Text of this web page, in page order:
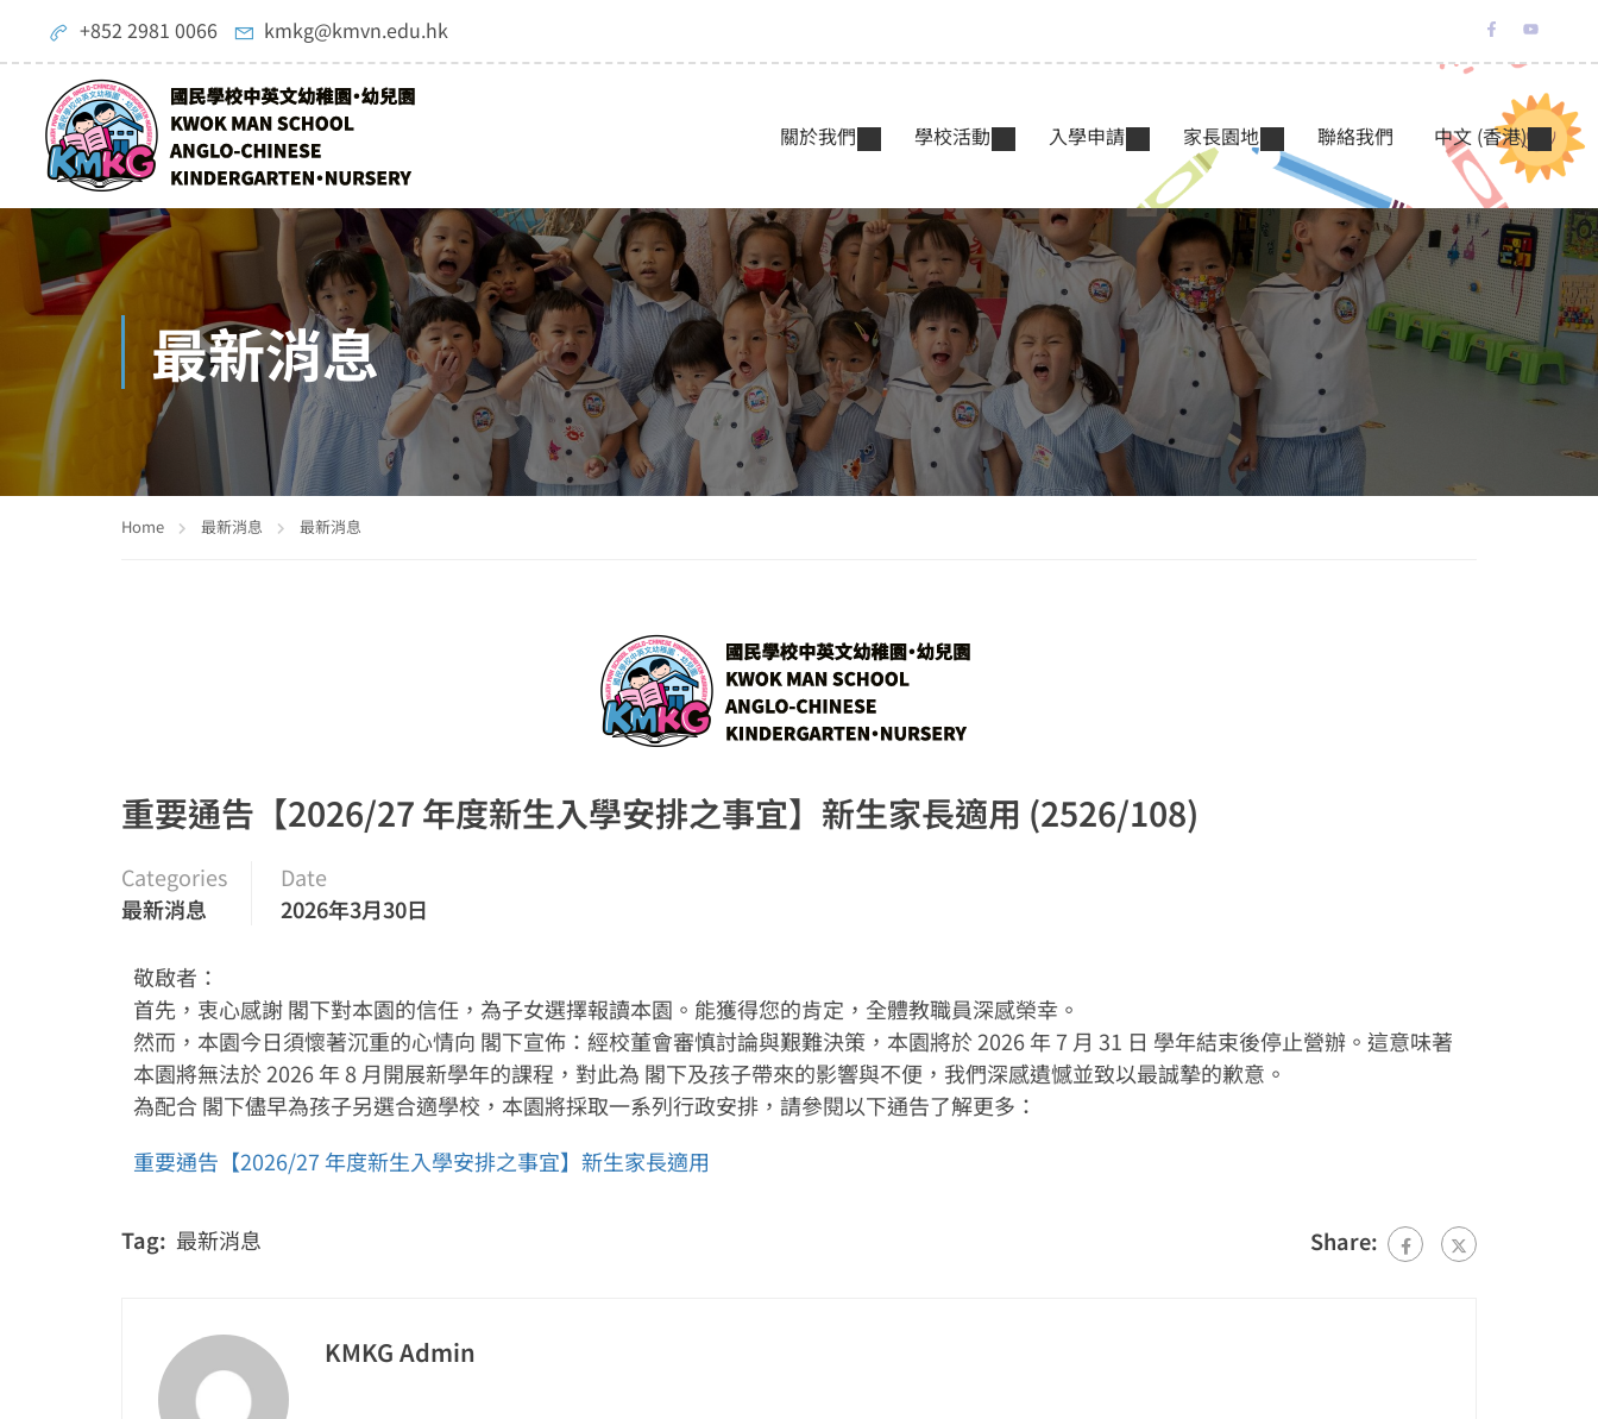
+852 2981 0066 kmkg@kmvn.edu.hk
關於我們 學校活動 入學申請 家長園地 聯絡我們 中文 (香港)
最新消息
Home 最新消息 最新消息
重要通告【2026/27 年度新生入學安排之事宜】新生家長適用 (2526/108)
Categories
最新消息
Date
2026年3月30日
敬啟者：
首先，衷心感謝 閣下對本園的信任，為子女選擇報讀本園。能獲得您的肯定，全體教職員深感榮幸。
然而，本園今日須懷著沉重的心情向 閣下宣佈：經校董會審慎討論與艱難決策，本園將於 2026 年 7 月 31 日 學年結束後停止營辦。這意味著
本園將無法於 2026 年 8 月開展新學年的課程，對此為 閣下及孩子帶來的影響與不便，我們深感遺憾並致以最誠摯的歉意。
為配合 閣下儘早為孩子另選合適學校，本園將採取一系列行政安排，請參閱以下通告了解更多：
重要通告【2026/27 年度新生入學安排之事宜】新生家長適用
Tag: 最新消息 Share:
KMKG Admin